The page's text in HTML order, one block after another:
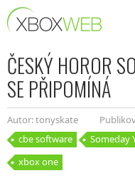
ČESKÝ HOROR
SE PŘIPOMÍNÁ
Autor: tonyskate
cbe software
Someday
xbox one